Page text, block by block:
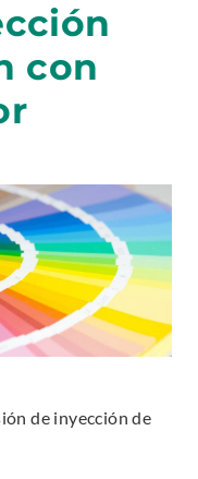
con
de inyección de